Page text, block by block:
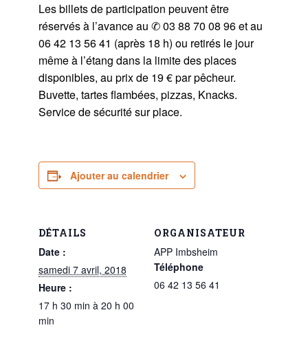
Les billets de participation peuvent être
réservés à l’avance au ✆ 03 88 70 08 96 et au
06 42 13 56 41 (après 18 h) ou retirés le jour
même à l’étang dans la limite des places
disponibles, au prix de 19 € par pêcheur.
Buvette, tartes flambées, pizzas, Knacks.
Service de sécurité sur place.
Ajouter au calendrier
DÉTAILS
Date :
samedi 7 avril, 2018
Heure :
17 h 30 min à 20 h 00
min
ORGANISATEUR
APP Imbsheim
Téléphone
06 42 13 56 41